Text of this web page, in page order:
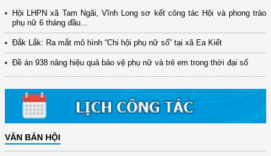
Hội LHPN xã Tam Ngãi, Vĩnh Long sơ kết công tác Hội và phong trào
phụ nữ 6 tháng đầu...
Đắk Lắk: Ra mắt mô hình “Chi hội phụ nữ số” tại xã Ea Kiết
Đề án 938 nâng hiệu quả bảo vệ phụ nữ và trẻ em trong thời đại số
VĂN BẢN HỘI
(12/TB-HĐKH) V/v đăng ký, đề xuất nhiệm vụ Khoa học, công nghệ và
đổi mới ...
(898/KH/ĐCT) Kế hoạch thực hiện Quyết định số 2415/QĐ-TTg ngày
(417/QĐ-BNNMT) Quyết định phê duyệt Chương trình mục tiêu quốc gia
xây dựng ...
(891/KH-ĐCT) Kế hoạch thực hiện Nghị quyết số 72-NQ/TW ngày
(2415/QĐ-TTg) Quyết định về việc phê duyệt Đề án Hỗ trợ Phụ nữ khởi